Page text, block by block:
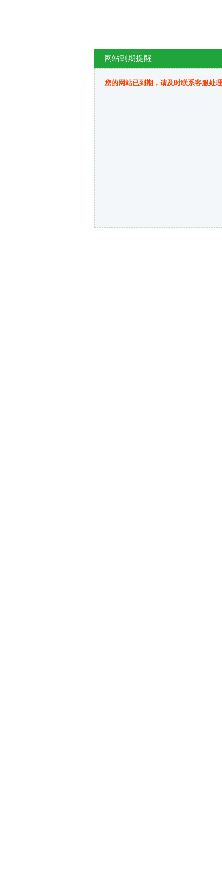
网站到期提醒
您的网站已到期，请及时联系客服处理